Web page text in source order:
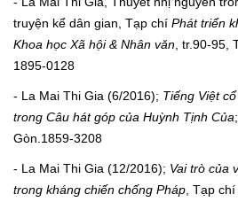
truyện kể dân gian, Tạp chí Phát triển
Khoa học Xã hội & Nhân văn, tr.90-95,
1895-0128
- La Mai Thi Gia (6/2016); Tiếng Việt
trong Câu hát góp của Huỳnh Tịnh Của
Gòn.1859-3208
- La Mai Thi Gia (12/2016); Vai trò của
trong kháng chiến chống Pháp, Tạp